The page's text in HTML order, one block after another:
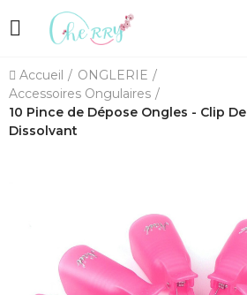
Accueil
ONGLERIE
Accessoires Ongulaires
10 Pince de Dépose Ongles - Clip De
Dissolvant